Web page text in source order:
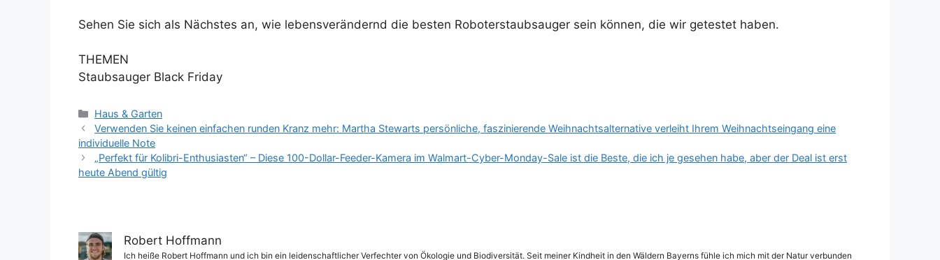
Sehen Sie sich als Nächstes an, wie lebensverändernd die besten Roboterstaubsauger sein können, die wir getestet haben.
THEMEN
Staubsauger Black Friday
Kategorien
Haus & Garten
Verwenden Sie keinen einfachen runden Kranz mehr: Martha Stewarts persönliche, faszinierende Weihnachtsalternative verleiht Ihrem Weihnachtseingang eine
individuelle Note
„Perfekt für Kolibri-Enthusiasten“ – Diese 100-Dollar-Feeder-Kamera im Walmart-Cyber-Monday-Sale ist die Beste, die ich je gesehen habe, aber der Deal ist erst
heute Abend gültig
Robert Hoffmann
Ich heiße Robert Hoffmann und ich bin ein leidenschaftlicher Verfechter von Ökologie und Biodiversität. Seit meiner Kindheit in den Wäldern Bayerns fühle ich mich mit der Natur verbunden